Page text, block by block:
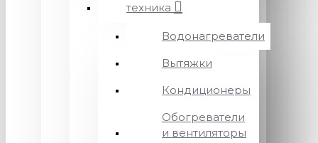
техника
Водонагреватели
Вытяжки
Кондиционеры
Обогреватели
и вентиляторы